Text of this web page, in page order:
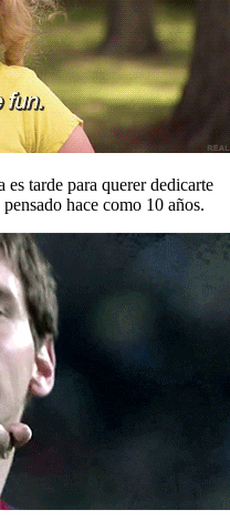
es tarde para querer dedicarte
hace como 10 años.